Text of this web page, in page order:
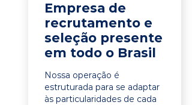
Empresa de
recrutamento e
seleção presente
em todo o Brasil
Nossa operação é
estruturada para se adaptar
às particularidades de cada